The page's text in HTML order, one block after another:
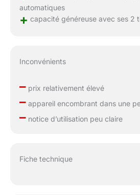
automatiques
+ capacité généreuse avec ses 2
Inconvénients
–prix relativement élevé
–appareil encombrant dans une
–notice d’utilisation peu claire
Fiche technique